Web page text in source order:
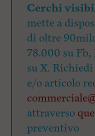
Cerchi
mette a
di oltre
78.000 su Fb,
su X.
e/o articolo
attraverso
preventivo